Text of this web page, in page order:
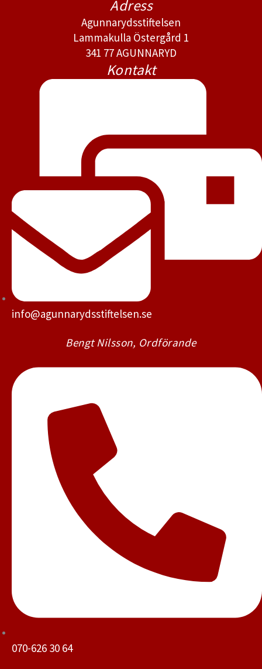
Adress
Agunnarydsstiftelsen
Lammakulla Östergård 1
341 77 AGUNNARYD
Kontakt
info@agunnarydsstiftelsen.se
Bengt Nilsson, Ordförande
070-626 30 64